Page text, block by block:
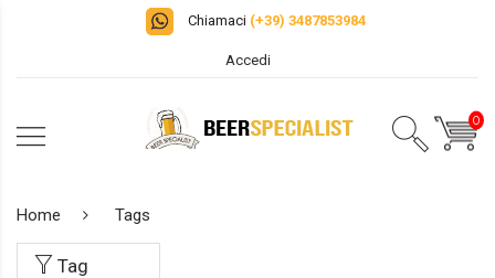
Chiamaci (+39) 3487853984
Accedi
0
Home Tags
Tag